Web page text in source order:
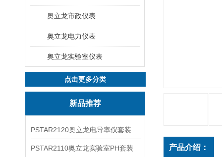
奥立龙市政仪表
奥立龙电力仪表
奥立龙实验室仪表
点击更多分类
新品推荐
PSTAR2120奥立龙电导率仪套装
PSTAR2110奥立龙实验室PH套装 产品介绍：